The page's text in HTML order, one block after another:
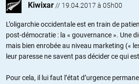
Kiwixar // 19.04.2017 à 05h00
L’oligarchie occidentale est en train de
post-démocratie : la « gouvernance ». Une
mais bien enrobée au niveau marketing («
leur paresse ne savent pas décider ce qui
Pour cela, il lui faut l’état d’urgence